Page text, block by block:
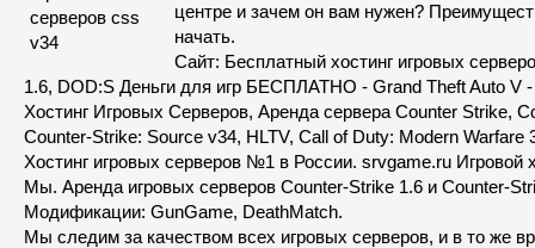
центре и зачем он вам нужен?
начать.
Сайт: Бесплатный хостинг игровых
1.6, DOD:S Деньги для игр БЕСПЛАТНО - Grand Theft Auto V
Хостинг Игровых Серверов, Аренда сервера Сounter Strike,
Counter-Strike: Source v34, HLTV, Call of Duty: Modern Warfare
Хостинг игровых серверов №1 в России. srvgame.ru Игровой
Мы. Аренда игровых серверов Counter-Strike 1.6 и Counter-
Модификации: GunGame, DeathMatch.
Мы следим за качеством всех игровых серверов, и в то же